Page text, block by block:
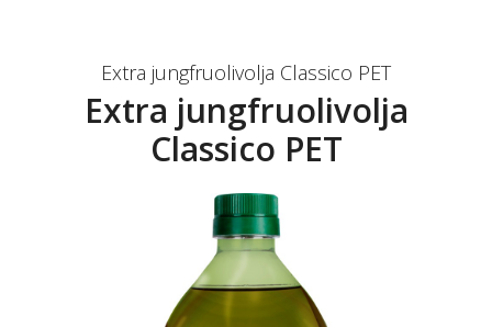
Extra jungfruolivolja Classico PET
Extra jungfruolivolja
Classico PET